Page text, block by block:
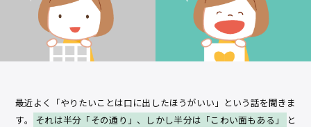
最近よく「やりたいことは口に出したほうがいい」という話を聞きま
す。
それは半分「その通り」、しかし半分は「こわい面もある」
と